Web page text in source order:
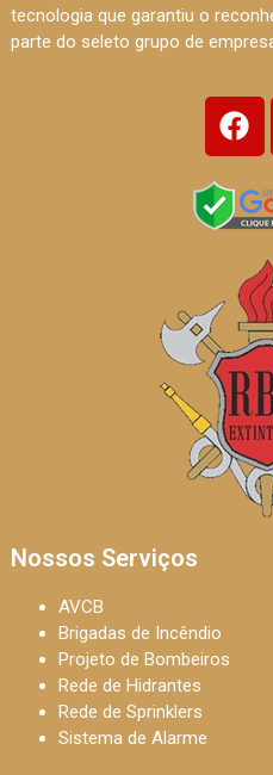
tecnologia que garantiu o
parte do seleto grupo de
Nossos Serviços
AVCB
Brigadas de Incêndio
Projeto de Bombeiros
Rede de Hidrantes
Rede de Sprinklers
Sistema de Alarme